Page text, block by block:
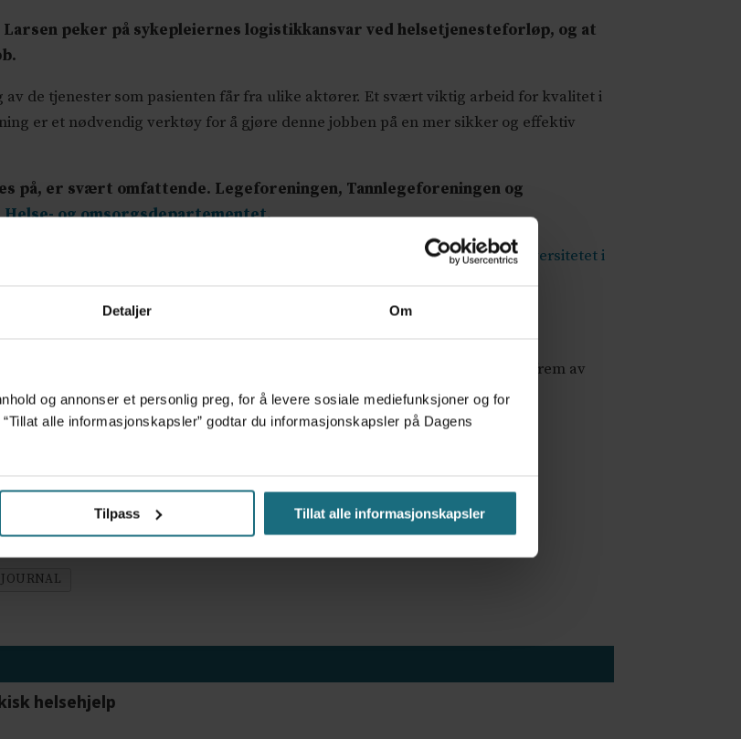
Detaljer Om
og annonser et personlig preg, for å levere sosiale mediefunksjoner og for
alle informasjonskapsler” godtar du informasjonskapsler på Dagens
Tilpass Tillat alle informasjonskapsler
peker på sykepleiernes logistikkansvar ved helsetjenesteforløp, og at
de tjenester som pasienten får fra ulike aktører. Et svært viktig arbeid for kvalitet i
er et nødvendig verktøy for å gjøre denne jobben på en mer sikker og effektiv
på, er svært omfattende. Legeforeningen, Tannlegeforeningen og
og omsorgsdepartementet.
det gjør også Senter for e-helse ved Universitetet i
kom i februar i år med
til Akson
, men ikke hele beløpet, de vil kutte 100 millioner, kommer det frem av
seg heller ikke bak Akson nå.
og er i ferd med å utvikle sitt eget system.
ikke omfatte kommuner i Helse Midt-Norge. Her er man i ferd med å innføre
kommunehelsetjeneste og spesialisthelsetjeneste i helseregion midt.
helsehjelp